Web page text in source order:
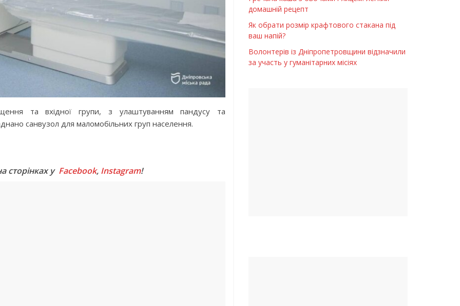
та вхідної групи, з улаштуванням пандусу та
санвузол для маломобільних груп населення.
сторінках у Facebook, Instagram!
домашній рецепт
Як обрати розмір крафтового стакана під
ваш напій?
Волонтерів із Дніпропетровщини відзначили
за участь у гуманітарних місіях